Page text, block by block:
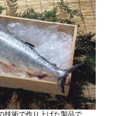
技術で作り上げた製品で